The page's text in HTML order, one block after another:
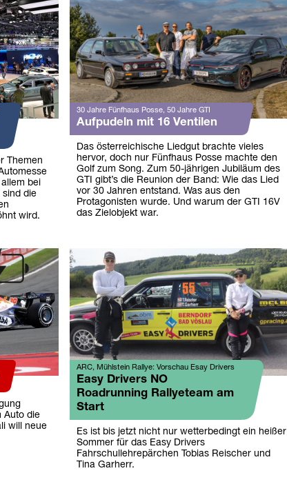
Themen
bei
sind die
wird.
30 Jahre Fünfhaus Posse, 50 Jahre GTI
Aufpudeln mit 16 Ventilen
Das österreichische Liedgut brachte vieles
hervor, doch nur Fünfhaus Posse machte den
Golf zum Song. Zum 50-jährigen Jubiläum des
GTI gibt’s die Reunion der Band: Wie das Lied
vor 30 Jahren entstand. Was aus den
Protagonisten wurde. Und warum der GTI 16V
das Zielobjekt war.
Auto die
will neue
ARC, Mühlstein Rallye: Vorschau Esay Drivers
Easy Drivers NO
Roadrunning Rallyeteam am
Start
Es ist bis jetzt nicht nur wetterbedingt ein heißer
Sommer für das Easy Drivers
Fahrschullehrepärchen Tobias Reischer und
Tina Garherr.